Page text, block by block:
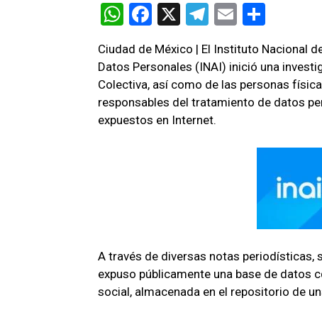
W
at
s
A
p
F
ce
b
o
o
X
T
e
gr
a
m
E
ail m
p
ar
Ciudad de México | El Instituto Nacional
Datos Personales (INAI) inició una
Colectiva, así como de las personas
responsables del tratamiento de datos
expuestos en Internet.
A través de diversas notas periodísticas,
expuso públicamente una base de datos
social, almacenada en el repositorio de